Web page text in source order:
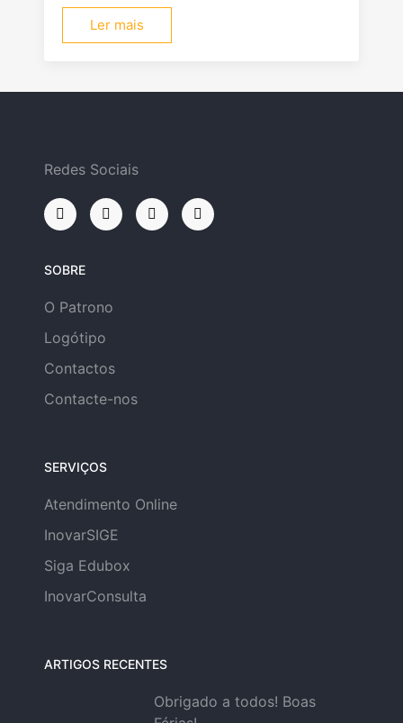
Ler mais
Redes Sociais
SOBRE
O Patrono
Logótipo
Contactos
Contacte-nos
SERVIÇOS
Atendimento Online
InovarSIGE
Siga Edubox
InovarConsulta
ARTIGOS RECENTES
Obrigado a todos! Boas